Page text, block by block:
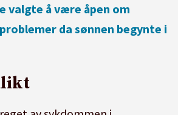
valgte å være åpen om
da sønnen begynte i